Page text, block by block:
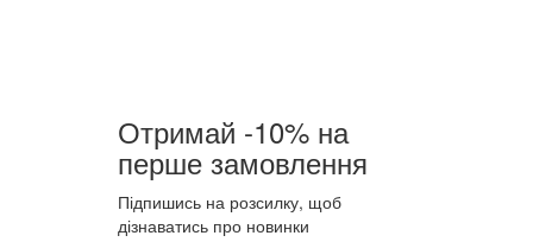
Отримай -10% на
перше замовлення
Підпишись на розсилку, щоб
дізнаватись про новинки